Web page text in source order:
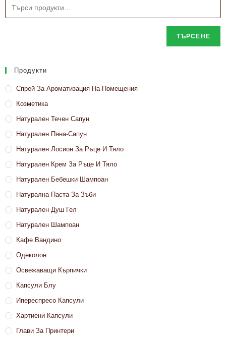
ТЪРСЕНЕ
Продукти
Спрей За Ароматизация На Помещения
Козметика
Натурален Течен Сапун
Натурален Пяна-Сапун
Натурален Лосион За Ръце И Тяло
Натурален Крем За Ръце И Тяло
Натурален Бебешки Шампоан
Натурална Паста За Зъби
Натурален Душ Гел
Натурален Шампоан
Кафе Вандино
Одеколон
Освежаващи Кърпички
Капсули Блу
Ипереспресо Капсули
Хартиени Капсули
Глави За Принтери